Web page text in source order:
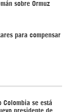
sobre Ormuz
para compensar
Colombia se está
presidente de